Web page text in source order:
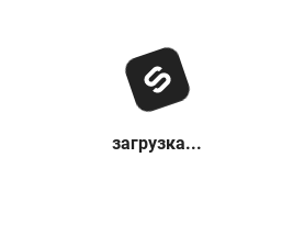
загрузка...